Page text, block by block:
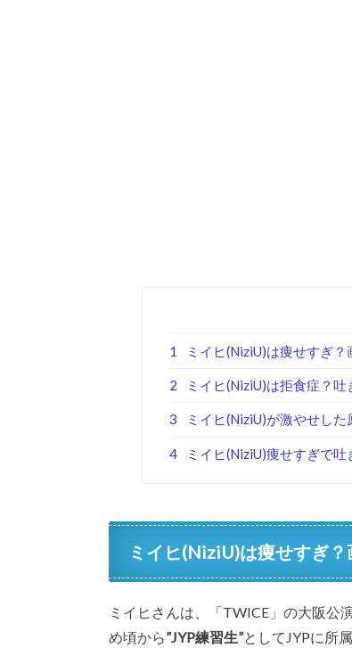
1 ミイヒ(NiziU)は痩せすぎ？
2 ミイヒ(NiziU)は拒食症？
3 ミイヒ(NiziU)が激やせした
4 ミイヒ(NiziU)痩せすぎで
ミイヒ(NiziU)は痩せすぎ？
ミイヒさんは、「TWICE」の大阪公
め頃から”JYP練習生”としてJYPに所